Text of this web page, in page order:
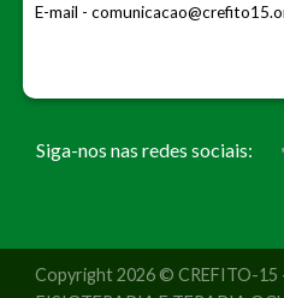
E-mail -
Siga-nos nas redes sociais:
Copyright 2026 © CREFITO-15